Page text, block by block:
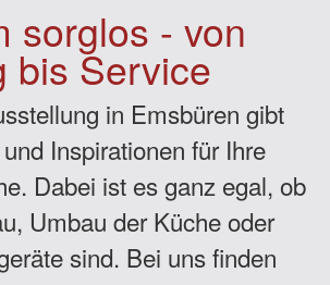
sorglos - von
bis Service
in Emsbüren gibt
Inspirationen für Ihre
Dabei ist es ganz egal, ob
Umbau der Küche oder
sind. Bei uns finden